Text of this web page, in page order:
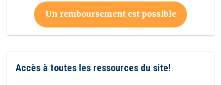
Un remboursement est possible
Accès à toutes les ressources du site!